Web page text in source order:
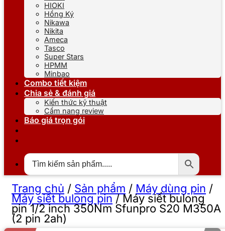
HIOKI
Hồng Ký
Nikawa
Nikita
Ameca
Tasco
Super Stars
HPMM
Minbao
Combo tiết kiệm
Chia sẻ & đánh giá
Kiến thức kỹ thuật
Cẩm nang review
Báo giá trọn gói
Trang chủ / Sản phẩm / Máy dùng pin /
Máy siết bulong pin/Máy siết bulong
pin 1/2 inch 350Nm Sfunpro S20 M350A
(2 pin 2ah)